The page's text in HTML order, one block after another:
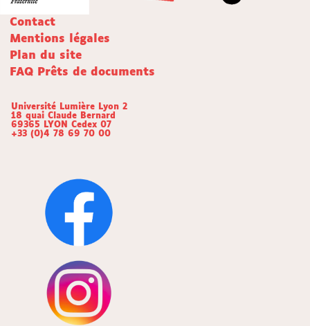
Contact
Mentions légales
Plan du site
FAQ Prêts de documents
Université Lumière Lyon 2
18 quai Claude Bernard
69365 LYON Cedex 07
+33 (0)4 78 69 70 00